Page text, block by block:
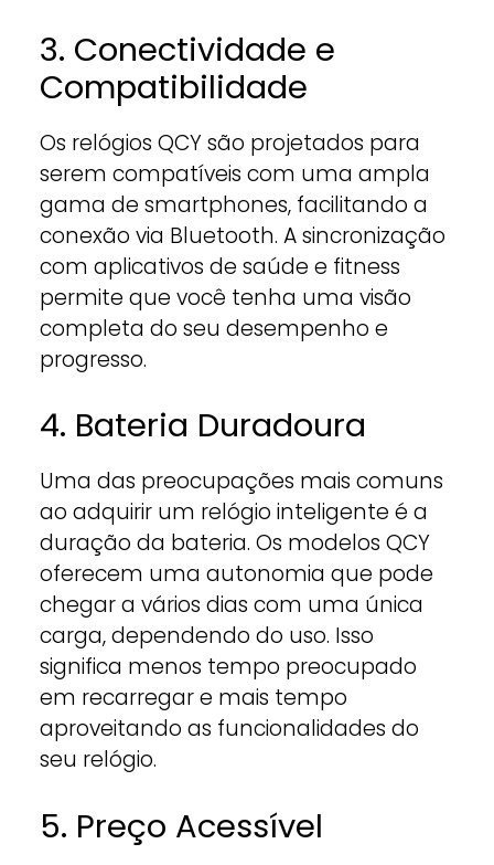
3. Conectividade e
Compatibilidade
Os relógios QCY são projetados para
serem compatíveis com uma ampla
gama de smartphones, facilitando a
conexão via Bluetooth. A sincronização
com aplicativos de saúde e fitness
permite que você tenha uma visão
completa do seu desempenho e
progresso.
4. Bateria Duradoura
Uma das preocupações mais comuns
ao adquirir um relógio inteligente é a
duração da bateria. Os modelos QCY
oferecem uma autonomia que pode
chegar a vários dias com uma única
carga, dependendo do uso. Isso
significa menos tempo preocupado
em recarregar e mais tempo
aproveitando as funcionalidades do
seu relógio.
5. Preço Acessível